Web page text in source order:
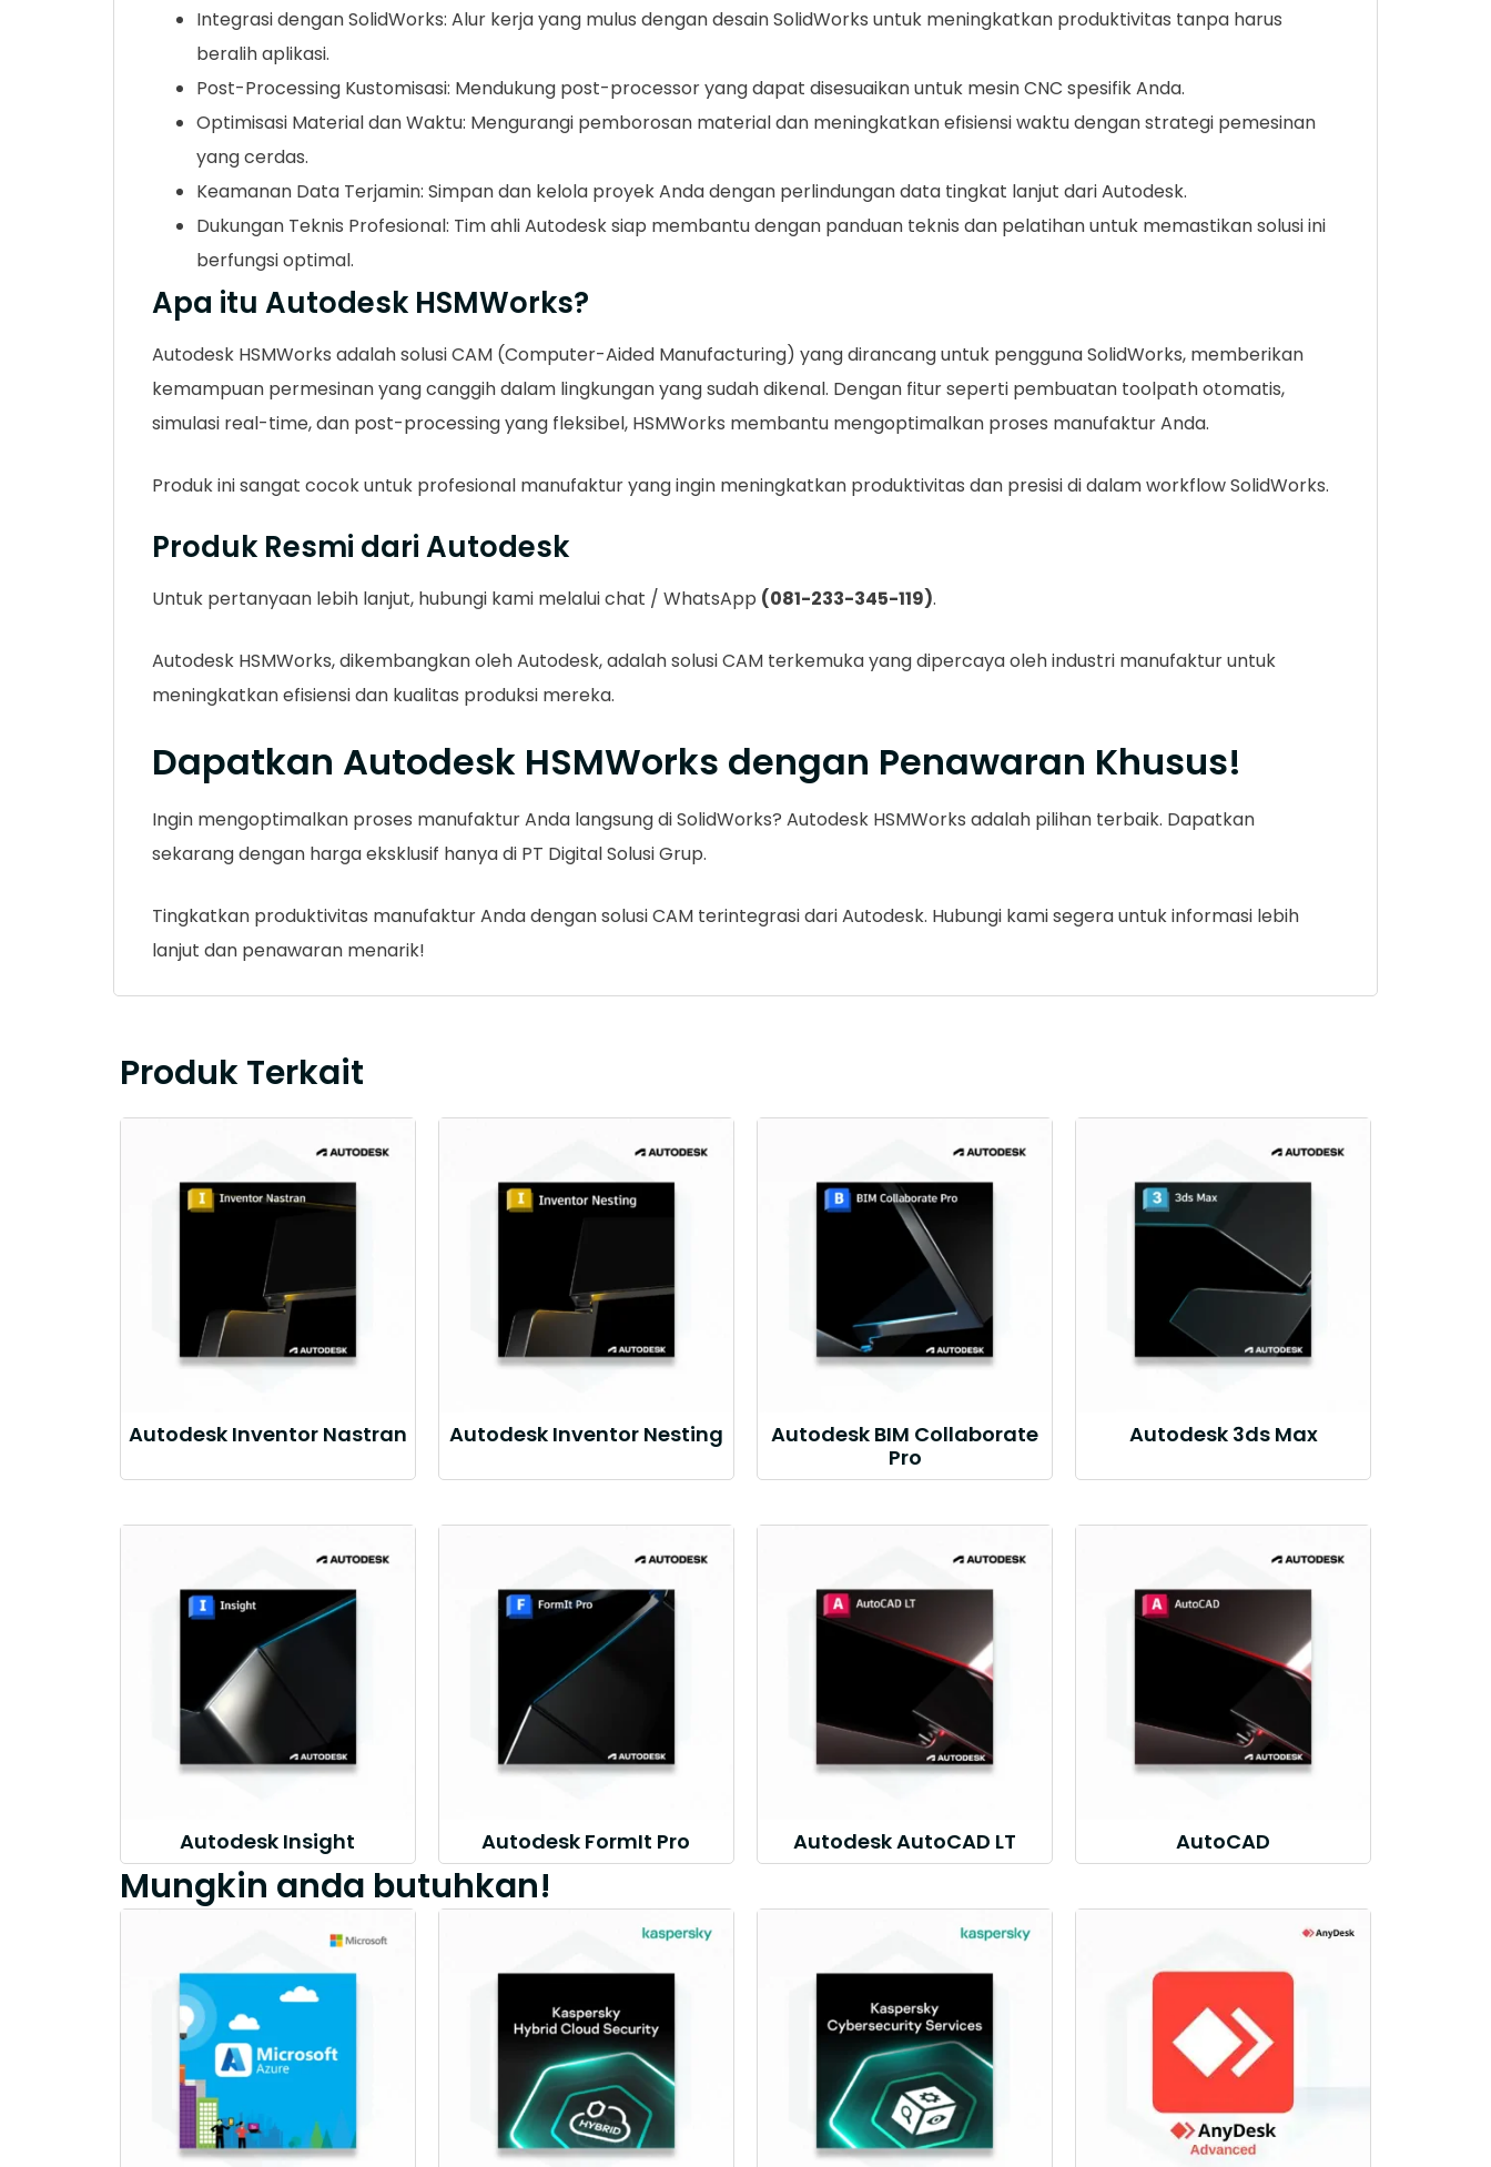
Integrasi dengan SolidWorks: Alur kerja yang mulus dengan desain SolidWorks untuk meningkatkan produktivitas tanpa harus
beralih aplikasi.
Post-Processing Kustomisasi: Mendukung post-processor yang dapat disesuaikan untuk mesin CNC spesifik Anda.
Optimisasi Material dan Waktu: Mengurangi pemborosan material dan meningkatkan efisiensi waktu dengan strategi pemesinan
yang cerdas.
Keamanan Data Terjamin: Simpan dan kelola proyek Anda dengan perlindungan data tingkat lanjut dari Autodesk.
Dukungan Teknis Profesional: Tim ahli Autodesk siap membantu dengan panduan teknis dan pelatihan untuk memastikan solusi ini
berfungsi optimal.
Apa itu Autodesk HSMWorks?
Autodesk HSMWorks adalah solusi CAM (Computer-Aided Manufacturing) yang dirancang untuk pengguna SolidWorks, memberikan
kemampuan permesinan yang canggih dalam lingkungan yang sudah dikenal. Dengan fitur seperti pembuatan toolpath otomatis,
simulasi real-time, dan post-processing yang fleksibel, HSMWorks membantu mengoptimalkan proses manufaktur Anda.
Produk ini sangat cocok untuk profesional manufaktur yang ingin meningkatkan produktivitas dan presisi di dalam workflow SolidWorks.
Produk Resmi dari Autodesk
Untuk pertanyaan lebih lanjut, hubungi kami melalui chat / WhatsApp (081-233-345-119).
Autodesk HSMWorks, dikembangkan oleh Autodesk, adalah solusi CAM terkemuka yang dipercaya oleh industri manufaktur untuk
meningkatkan efisiensi dan kualitas produksi mereka.
Dapatkan Autodesk HSMWorks dengan Penawaran Khusus!
Ingin mengoptimalkan proses manufaktur Anda langsung di SolidWorks? Autodesk HSMWorks adalah pilihan terbaik. Dapatkan
sekarang dengan harga eksklusif hanya di PT Digital Solusi Grup.
Tingkatkan produktivitas manufaktur Anda dengan solusi CAM terintegrasi dari Autodesk. Hubungi kami segera untuk informasi lebih
lanjut dan penawaran menarik!
Produk Terkait
Autodesk Inventor Nastran Autodesk Inventor Nesting
Autodesk BIM Collaborate
Pro
Autodesk 3ds Max
Autodesk Insight Autodesk FormIt Pro Autodesk AutoCAD LT AutoCAD
Mungkin anda butuhkan!